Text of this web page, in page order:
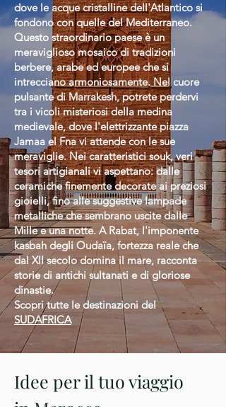
dove le acque cristalline dell'Atlantico si
fondono con quelle del Mediterraneo.
Questo straordinario paese è un
meraviglioso mosaico di tradizioni
berbere, arabe ed europee che si
intrecciano armoniosamente. Nel cuore
pulsante di Marrakesh, potrete perdervi
tra i vicoli misteriosi della medina
medievale, dove l'elettrizzante piazza
Jamaa el Fna vi attende con le sue
meraviglie. Nei caratteristici souk, veri
tesori artigianali vi aspettano: dalle
ceramiche finemente decorate ai preziosi
gioielli, fino alle suggestive lampade
metalliche che sembrano uscite dalle
Mille e una notte. A Rabat, l'imponente
kasbah degli Oudaïa, fortezza reale che
dal XII secolo domina il mare, racconta
storie di antichi sultanati e di gloriose
dinastie.
Scopri tutte le destinazioni del
SUDAFRICA
Idee per il tuo viaggio